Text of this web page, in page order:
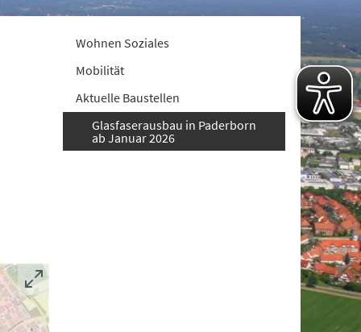
Wohnen Soziales
Mobilität
Aktuelle Baustellen
Glasfaserausbau in Paderborn
ab Januar 2026